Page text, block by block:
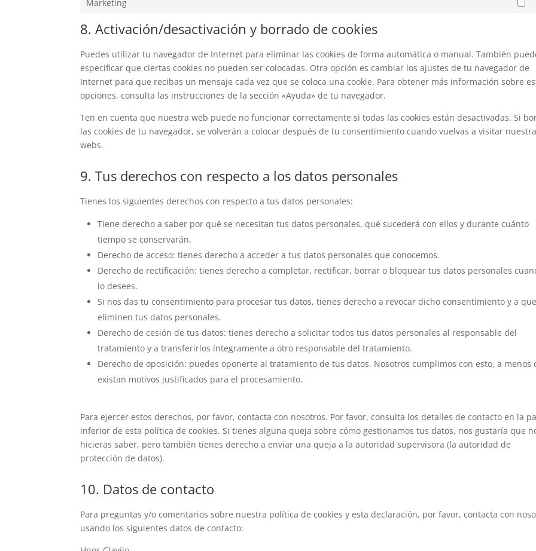
Marketing
8. Activación/desactivación y borrado de cookies
Puedes utilizar tu navegador de Internet para eliminar las cookies de forma automática o manual. También
especificar que ciertas cookies no pueden ser colocadas. Otra opción es cambiar los ajustes de tu navegador de
Internet para que recibas un mensaje cada vez que se coloca una cookie. Para obtener más información sobre
opciones, consulta las instrucciones de la sección «Ayuda» de tu navegador.
Ten en cuenta que nuestra web puede no funcionar correctamente si todas las cookies están desactivadas. Si
las cookies de tu navegador, se volverán a colocar después de tu consentimiento cuando vuelvas a visitar
webs.
9. Tus derechos con respecto a los datos personales
Tienes los siguientes derechos con respecto a tus datos personales:
Tiene derecho a saber por qué se necesitan tus datos personales, qué sucederá con ellos y durante cuánto
tiempo se conservarán.
Derecho de acceso: tienes derecho a acceder a tus datos personales que conocemos.
Derecho de rectificación: tienes derecho a completar, rectificar, borrar o bloquear tus datos personales
lo desees.
Si nos das tu consentimiento para procesar tus datos, tienes derecho a revocar dicho consentimiento y a
eliminen tus datos personales.
Derecho de cesión de tus datos: tienes derecho a solicitar todos tus datos personales al responsable del
tratamiento y a transferirlos íntegramente a otro responsable del tratamiento.
Derecho de oposición: puedes oponerte al tratamiento de tus datos. Nosotros cumplimos con esto, a menos
existan motivos justificados para el procesamiento.
Para ejercer estos derechos, por favor, contacta con nosotros. Por favor, consulta los detalles de contacto en la
inferior de esta política de cookies. Si tienes alguna queja sobre cómo gestionamos tus datos, nos gustaría que
hicieras saber, pero también tienes derecho a enviar una queja a la autoridad supervisora (la autoridad de
protección de datos).
10. Datos de contacto
Para preguntas y/o comentarios sobre nuestra política de cookies y esta declaración, por favor, contacta con
usando los siguientes datos de contacto: